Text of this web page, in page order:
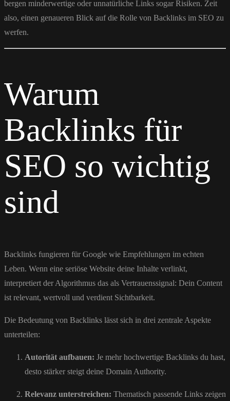
bergen minderwertige oder unnatürliche Links sogar Risiken. Zeit
also, einen genaueren Blick auf die Rolle von Backlinks im SEO zu
werfen.
Warum
Backlinks für
SEO so wichtig
sind
Backlinks fungieren für Google wie Empfehlungen im echten
Leben. Wenn eine seriöse Website deine Inhalte verlinkt,
interpretiert der Algorithmus das als Vertrauenssignal: Dein Content
ist relevant, wertvoll und verdient Sichtbarkeit.
Die Bedeutung von Backlinks lässt sich in drei zentrale Aspekte
unterteilen:
Autorität aufbauen: Je mehr hochwertige Backlinks du hast,
desto stärker steigt deine Domain Authority.
Relevanz unterstreichen: Thematisch passende Links zeigen